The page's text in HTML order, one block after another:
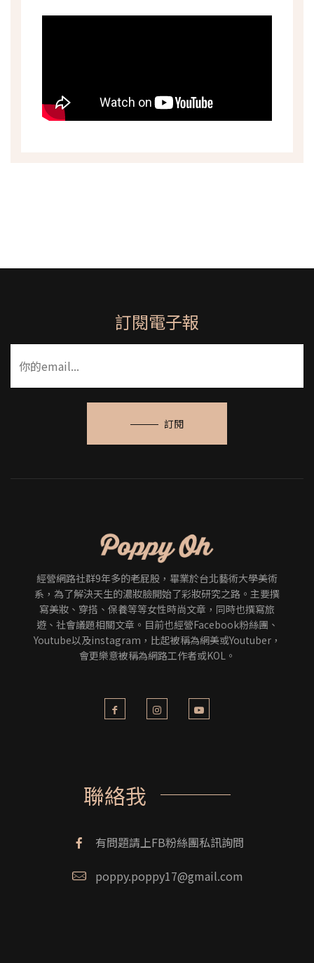
訂閱電子報
訂閱
經營網路社群9年多的老屁股，畢業於台北藝術大學美術
系，為了解決天生的濃妝臉開始了彩妝研究之路。主要撰
寫美妝、穿搭、保養等等女性時尚文章，同時也撰寫旅
遊、社會議題相關文章。目前也經營Facebook粉絲團、
Youtube以及instagram，比起被稱為網美或Youtuber，
會更樂意被稱為網路工作者或KOL。
聯絡我
有問題請上FB粉絲團私訊詢問
poppy.poppy17@gmail.com